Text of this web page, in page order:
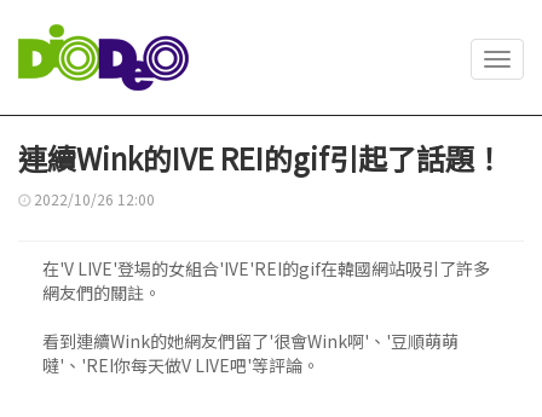
連續Wink的IVE REI的gif引起了話題！
2022/10/26 12:00
在'V LIVE'登場的女組合'IVE'REI的gif在韓國網站吸引了許多
網友們的關註。
看到連續Wink的她網友們留了'很會Wink啊'、'豆順萌萌
噠'、'REI你每天做V LIVE吧'等評論。